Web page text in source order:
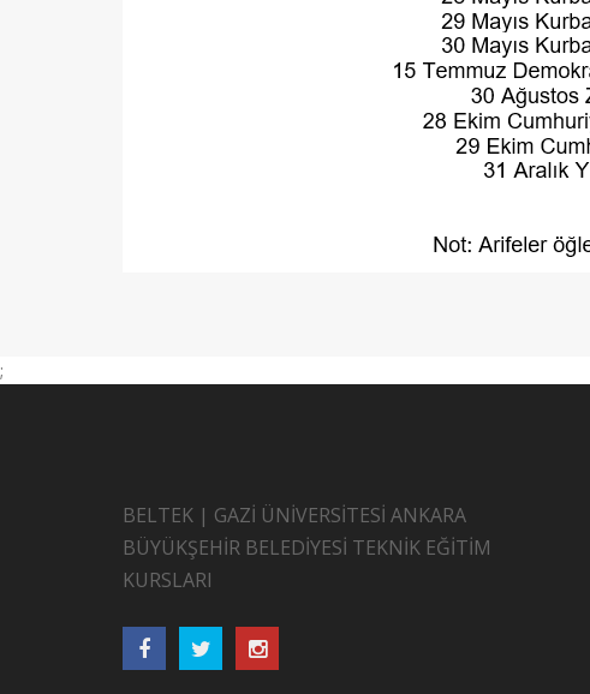
;
BELTEK | GAZİ ÜNİVERSİTESİ ANKARA
BÜYÜKŞEHİR BELEDİYESİ TEKNİK EĞİTİM
KURSLARI